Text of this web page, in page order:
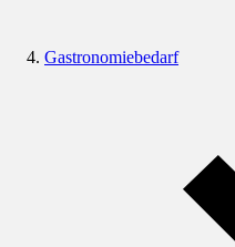
Gastronomiebedarf